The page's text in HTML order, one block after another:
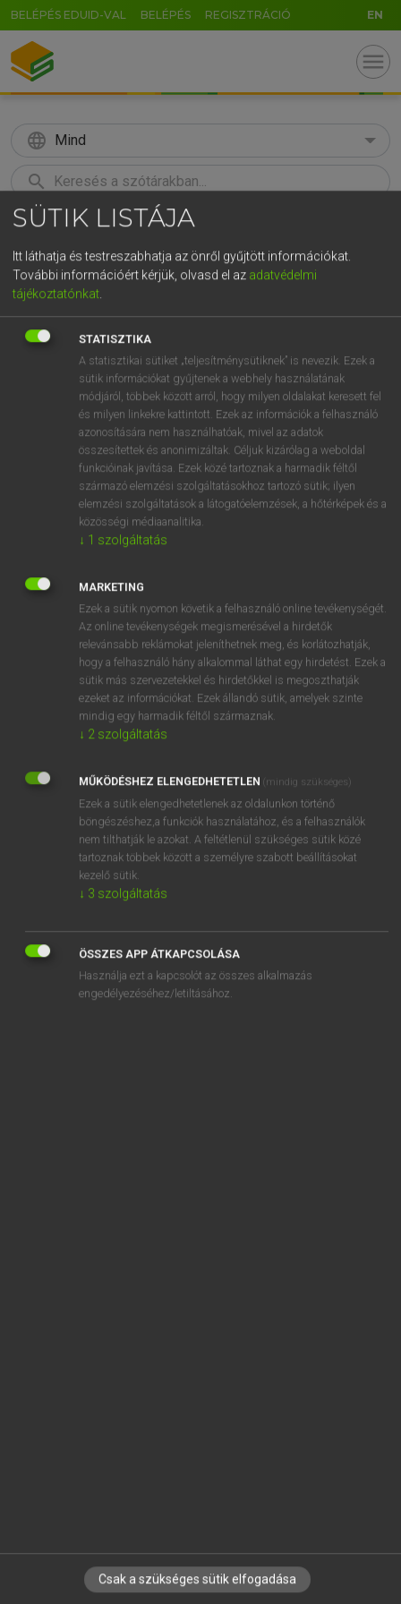
BELÉPÉS EDUID-VAL BELÉPÉS REGISZTRÁCIÓ EN
menu
language Mind
search
KERESÉS
Európai uniós terminológiai szótár
VAN ELŐFIZETÉSED?
Van előfizetésem a teljes szócikk megtekintéséhez.
BELÉPÉS
NINCS ELŐFIZETÉSED?
Nincs regisztrációm és előfizetésem. A szótár 2 órás,
díjmentes próbaverziójának elindításához regisztrálok és
belépek.
REGISZTRÁCIÓ
EURÓPAI UNIÓS TERMINOLÓGIAI SZÓTÁR
Kapcsolódó anyagok
Seetüchtigkeit
Seeverkehr
Seeverkehrsmanagementnetz
IRATKOZZ FEL HÍRLEVELÜNKRE!
SÜTIK LISTÁJA
Itt láthatja és testreszabhatja az önről gyűjtött információkat.
További információért kérjük, olvasd el az adatvédelmi
tájékoztatónkat.
STATISZTIKA
A statisztikai sütiket „teljesítménysütiknek” is nevezik. Ezek a
sütik információkat gyűjtenek a webhely használatának
módjáról, többek között arról, hogy milyen oldalakat keresett fel
és milyen linkekre kattintott. Ezek az információk a felhasználó
azonosítására nem használhatóak, mivel az adatok
összesítettek és anonimizáltak. Céljuk kizárólag a weboldal
funkcióinak javítása. Ezek közé tartoznak a harmadik féltől
származó elemzési szolgáltatásokhoz tartozó sütik; ilyen
elemzési szolgáltatások a látogatóelemzések, a hőtérképek és a
közösségi médiaanalitika.
↓ 1 szolgáltatás
MARKETING
Ezek a sütik nyomon követik a felhasználó online tevékenységét.
Az online tevékenységek megismerésével a hirdetők
relevánsabb reklámokat jeleníthetnek meg, és korlátozhatják,
hogy a felhasználó hány alkalommal láthat egy hirdetést. Ezek a
sütik más szervezetekkel és hirdetőkkel is megoszthatják
ezeket az információkat. Ezek állandó sütik, amelyek szinte
mindig egy harmadik féltől származnak.
↓ 2 szolgáltatás
MŰKÖDÉSHEZ ELENGEDHETETLEN (mindig szükséges)
Ezek a sütik elengedhetetlenek az oldalunkon történő
böngészéshez,a funkciók használatához, és a felhasználók
nem tilthatják le azokat. A feltétlenül szükséges sütik közé
tartoznak többek között a személyre szabott beállításokat
kezelő sütik.
↓ 3 szolgáltatás
ÖSSZES APP ÁTKAPCSOLÁSA
Használja ezt a kapcsolót az összes alkalmazás
engedélyezéséhez/letiltásához.
Csak a szükséges sütik elfogadása
GR
t z u i o p
g h j k l é á ű Ω
n m , . AltGr